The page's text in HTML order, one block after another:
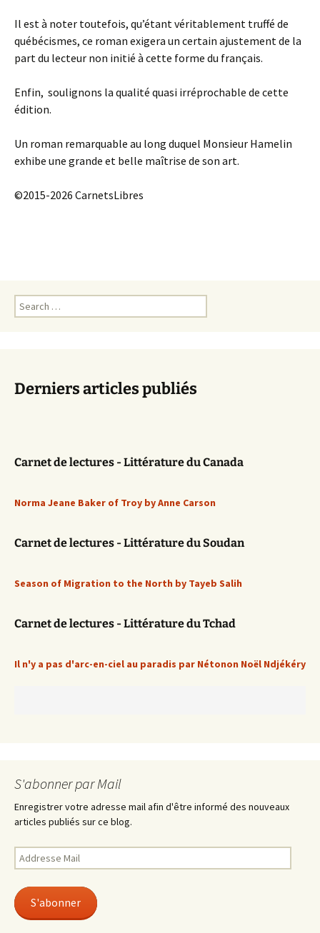
Il est à noter toutefois, qu’étant véritablement truffé de
québécismes, ce roman exigera un certain ajustement de la
part du lecteur non initié à cette forme du français.
Enfin, soulignons la qualité quasi irréprochable de cette
édition.
Un roman remarquable au long duquel Monsieur Hamelin
exhibe une grande et belle maîtrise de son art.
©2015-2026 CarnetsLibres
Search
for:
Derniers articles publiés
Carnet de lectures - Littérature du Canada
Norma Jeane Baker of Troy by Anne Carson
Carnet de lectures - Littérature du Soudan
Season of Migration to the North by Tayeb Salih
Carnet de lectures - Littérature du Tchad
Il n'y a pas d'arc-en-ciel au paradis par Nétonon Noël Ndjékéry
S'abonner par Mail
Enregistrer votre adresse mail afin d'être informé des nouveaux
articles publiés sur ce blog.
Addresse
Mail
S'abonner